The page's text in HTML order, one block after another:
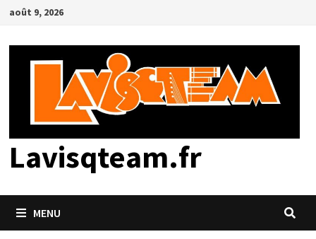
Passer
contenu
août 9, 2026
Lavisqteam.fr
MENU